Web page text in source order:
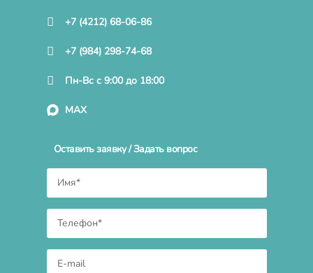
+7 (4212) 68-06-86
+7 (984) 298-74-68
Пн-Вс с 9:00 до 18:00
MAX
Оставить заявку / Задать вопрос